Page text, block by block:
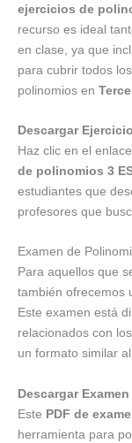
ejercicios de
recurso es ideal
en clase, ya que
para cubrir todos
polinomios en
Descargar
Haz clic en el
de polinomios 3
estudiantes que
profesores que
Examen de
Para aquellos que
también ofrecemos
Este examen está
relacionados con
un formato similar
Descargar
Este PDF de
herramienta para